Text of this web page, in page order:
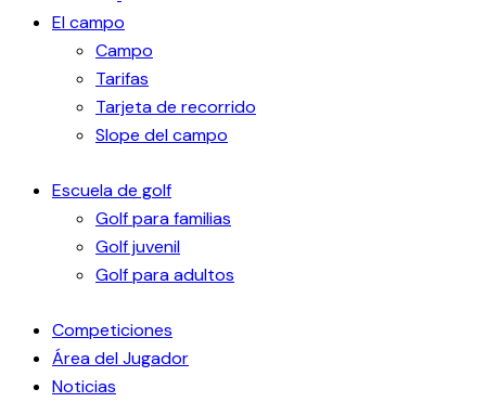
El campo
Campo
Tarifas
Tarjeta de recorrido
Slope del campo
Escuela de golf
Golf para familias
Golf juvenil
Golf para adultos
Competiciones
Área del Jugador
Noticias